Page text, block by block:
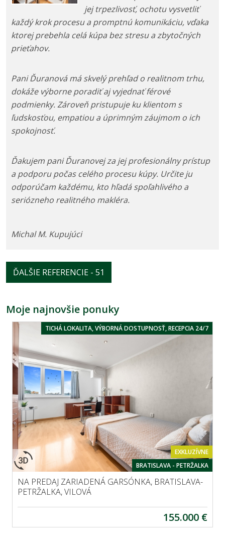
jej trpezlivosť, ochotu vysvetliť
každý krok procesu a promptnú komunikáciu, vďaka
ktorej prebehla celá kúpa bez stresu a zbytočných
prieťahov.
Pani Ďuranová má skvelý prehľad o realitnom trhu,
dokáže výborne poradiť aj vyjednať férové
podmienky. Zároveň pristupuje ku klientom s
ľudskosťou, empatiou a úprimným záujmom o ich
spokojnosť.
Ďakujem pani Ďuranovej za jej profesionálny prístup
a podporu počas celého procesu kúpy. Určite ju
odporúčam každému, kto hľadá spoľahlivého a
seriózneho realitného makléra.
Michal M. Kupujúci
ĎALŠIE REFERENCIE - 51
Moje najnovšie ponuky
TICHÁ LOKALITA, VÝBORNÁ DOSTUPNOSŤ, RECEPCIA 24/7
EXKLUZÍVNE
BRATISLAVA - PETRŽALKA
NA PREDAJ ZARIADENÁ GARSÓNKA, BRATISLAVA-
PETRŽALKA, VILOVÁ
155.000 €